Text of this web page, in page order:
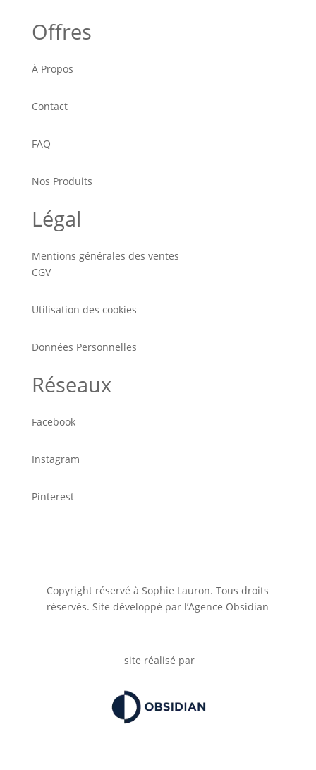
Offres
À Propos
Contact
FAQ
Nos Produits
Légal
Mentions générales des ventes
CGV
Utilisation des cookies
Données Personnelles
Réseaux
Facebook
Instagram
Pinterest
Copyright réservé à Sophie Lauron. Tous droits
réservés. Site développé par l’Agence Obsidian
site réalisé par